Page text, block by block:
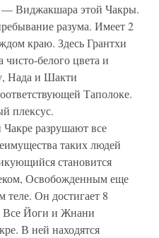
Виджакшара этой Чакры.
разума. Имеет 2
краю. Здесь Грантхи
белого цвета и
Нада и Шакти
Таполоке.
плексус.
разрушают все
таких людей
становится
Освобожденным еще
Он достигает 8
Все Йоги и Жнани
В ней находятся